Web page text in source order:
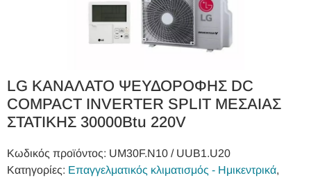
LG ΚΑΝΑΛΑΤΟ ΨΕΥΔΟΡΟΦΗΣ DC
COMPACT INVERTER SPLIT ΜΕΣΑΙΑΣ
ΣΤΑΤΙΚΗΣ 30000Btu 220V
Κωδικός προϊόντος: UM30F.N10 / UUB1.U20
Κατηγορίες: Επαγγελματικός κλιματισμός - Ημικεντρικά,